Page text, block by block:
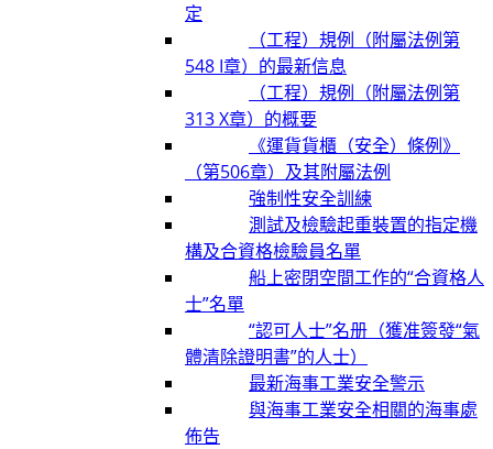
定
（工程）規例（附屬法例第
548 I章）的最新信息
（工程）規例（附屬法例第
313 X章）的概要
《運貨貨櫃（安全）條例》
（第506章）及其附屬法例
強制性安全訓練
測試及檢驗起重裝置的指定機
構及合資格檢驗員名單
船上密閉空間工作的“合資格人
士”名單
“認可人士”名册（獲准簽發“氣
體清除證明書”的人士）
最新海事工業安全警示
與海事工業安全相關的海事處
佈告